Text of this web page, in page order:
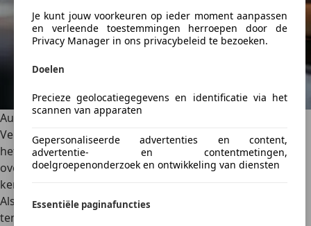
Je kunt jouw voorkeuren op ieder moment aanpassen
en verleende toestemmingen herroepen door de
Privacy Manager in ons privacybeleid te bezoeken.
Doelen
Precieze geolocatiegegevens en identificatie via het
scannen van apparaten
Gepersonaliseerde advertenties en content,
advertentie- en contentmetingen,
doelgroepenonderzoek en ontwikkeling van diensten
Essentiële paginafuncties
Auto overschrijven bij verkoop aan een particulier
Verkoop je je auto aan een particulier, dan moet de koper
het voertuig op eigen naam laten zetten. Dat heet
overschrijven. Ditkan online via RDWof bij een
kentekenloket, RDW-balie of keuringsstation.
Als verkoper geef jede kentekencard en complete
tenaamstellingscode